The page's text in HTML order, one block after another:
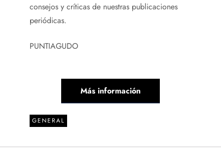
consejos y críticas de nuestras publicaciones
periódicas.
PUNTIAGUDO
Más información
GENERAL